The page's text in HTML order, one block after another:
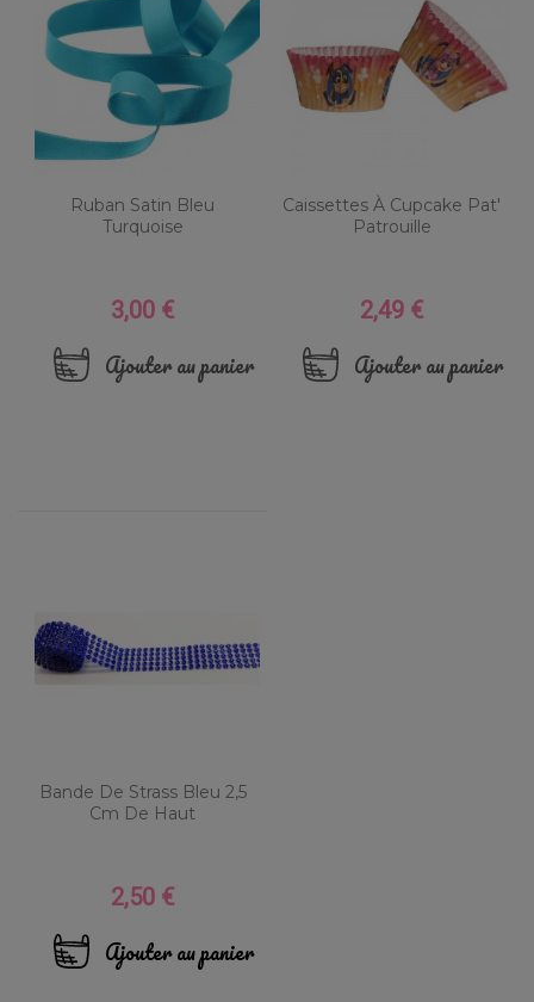
Ruban Satin Bleu
Turquoise
Prix
3,00 €
Ajouter au panier
Caissettes À Cupcake Pat'
Patrouille
Prix
2,49 €
Ajouter au panier
Bande De Strass Bleu 2,5
Cm De Haut
Prix
2,50 €
Ajouter au panier